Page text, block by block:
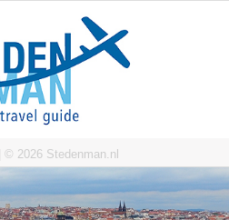
| © 2026 Stedenman.nl